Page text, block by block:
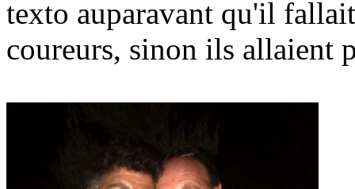
texto auparavant qu'il
coureurs, sinon ils allaient